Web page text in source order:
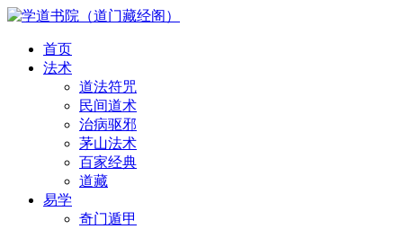
首页
法术
道法符咒
民间道术
治病驱邪
茅山法术
百家经典
道藏
易学
奇门遁甲